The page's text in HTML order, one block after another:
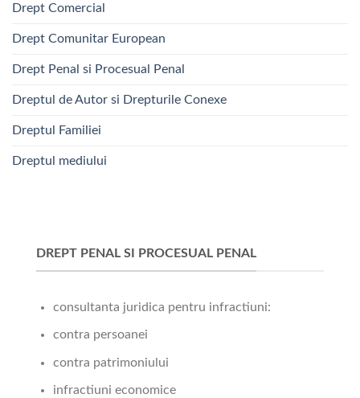
DREPT PENAL SI PROCESUAL PENAL
consultanta juridica pentru infractiuni:
contra persoanei
contra patrimoniului
infractiuni economice
Drept Comercial
Drept Comunitar European
Drept Penal si Procesual Penal
Dreptul de Autor si Drepturile Conexe
Dreptul Familiei
Dreptul mediului